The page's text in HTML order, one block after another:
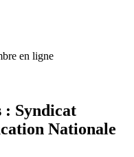
en ligne
: Syndicat
Nationale